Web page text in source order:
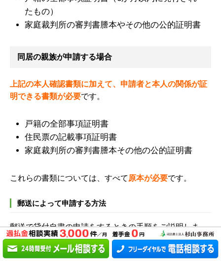
たもの）
家庭裁判所の審判書謄本やその他の公的証明書
同居の親族が申請する場合
上記の本人確認書類に加えて、申請者と本人の関係が証
明できる書類が必要です。
戸籍の全部事項証明書
住民票の記載事項証明書
家庭裁判所の審判書謄本その他の公的証明書
これらの書類については、すべて 原本が必要です。
郵送によって申請する方法
郵送で貸付自粛の申請をするときの手順をご説明しま
す。